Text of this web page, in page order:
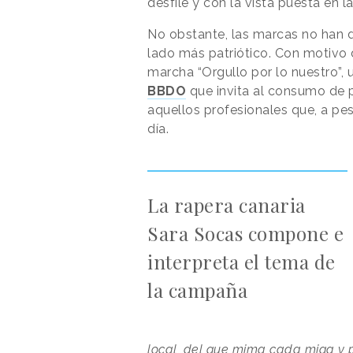
desfile y con la vista puesta en
No obstante, las marcas no han
lado más patriótico. Con motivo
marcha “Orgullo por lo
BBDO que invita al consumo
aquellos profesionales que, a
día.
La rapera canaria
Sara Socas compone e
interpreta el tema de
la campaña
local, del que mima cada miga y